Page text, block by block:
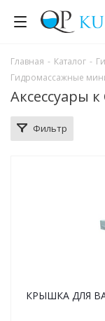
Главная - Каталог -
Гидромассажные
Аксессуары
Фильтр
КРЫШКА ДЛЯ